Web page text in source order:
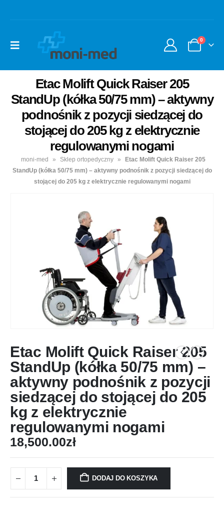
0
Etac Molift Quick Raiser 205
StandUp (kółka 50/75 mm) – aktywny
podnośnik z pozycji siedzącej do
stojącej do 205 kg z elektrycznie
regulowanymi nogami
moni-med » Sklep ortopedyczny »
Etac Molift Quick Raiser 205
StandUp (kółka 50/75 mm) – aktywny podnośnik z pozycji siedzącej do
stojącej do 205 kg z elektrycznie regulowanymi nogami
Etac Molift Quick Raiser 205
StandUp (kółka 50/75 mm) –
aktywny podnośnik z pozycji
siedzącej do stojącej do 205
kg z elektrycznie
regulowanymi nogami
18,500.00zł
DODAJ DO KOSZYKA